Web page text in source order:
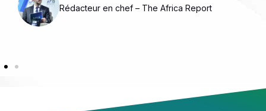
Rédacteur en chef – The Africa Report